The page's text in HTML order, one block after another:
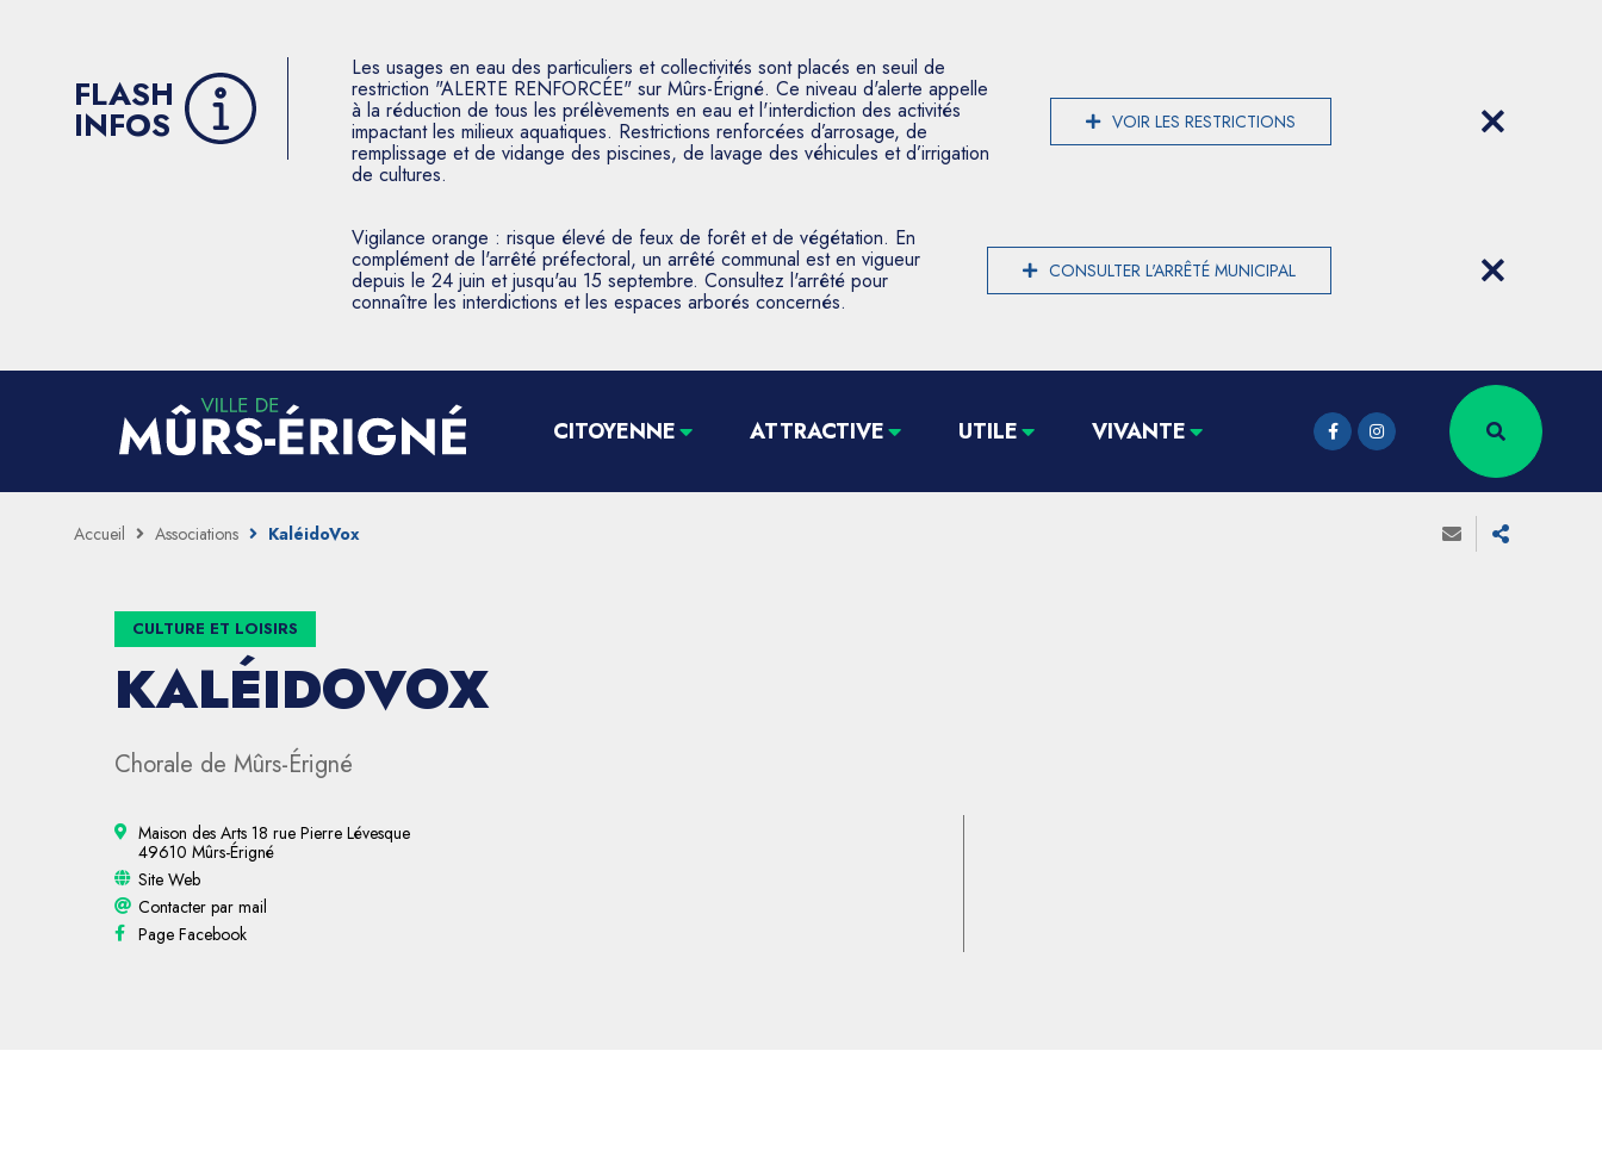
FLASH
INFOS
Les usages en eau des particuliers et collectivités sont placés en seuil de
restriction "ALERTE RENFORCÉE" sur Mûrs-Érigné. Ce niveau d'alerte appelle
à la réduction de tous les prélèvements en eau et l'interdiction des activités
impactant les milieux aquatiques. Restrictions renforcées d’arrosage, de
remplissage et de vidange des piscines, de lavage des véhicules et d’irrigation
de cultures.
VOIR LES RESTRICTIONS
Vigilance orange : risque élevé de feux de forêt et de végétation. En
complément de l'arrêté préfectoral, un arrêté communal est en vigueur
depuis le 24 juin et jusqu'au 15 septembre. Consultez l'arrêté pour
connaître les interdictions et les espaces arborés concernés.
CONSULTER L'ARRÊTÉ MUNICIPAL
CITOYENNE ATTRACTIVE UTILE VIVANTE
Accueil Associations KaléidoVox
CULTURE ET LOISIRS
KALÉIDOVOX
Chorale de Mûrs-Érigné
Maison des Arts 18 rue Pierre Lévesque
49610 Mûrs-Érigné
Site Web
Contacter par mail
Page Facebook